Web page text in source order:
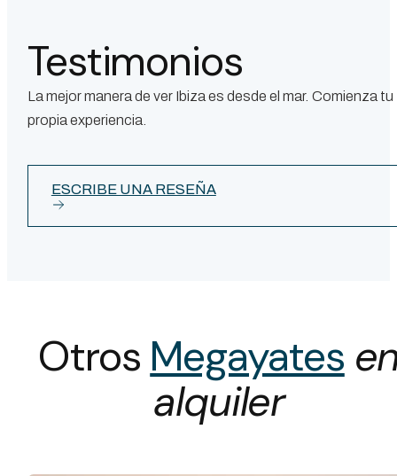
Testimonios
La mejor manera de ver Ibiza es desde el mar. Comienza tu
propia experiencia.
ESCRIBE UNA RESEÑA
Otros Megayates
alquiler